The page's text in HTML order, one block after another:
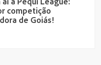
competição
de Goiás!